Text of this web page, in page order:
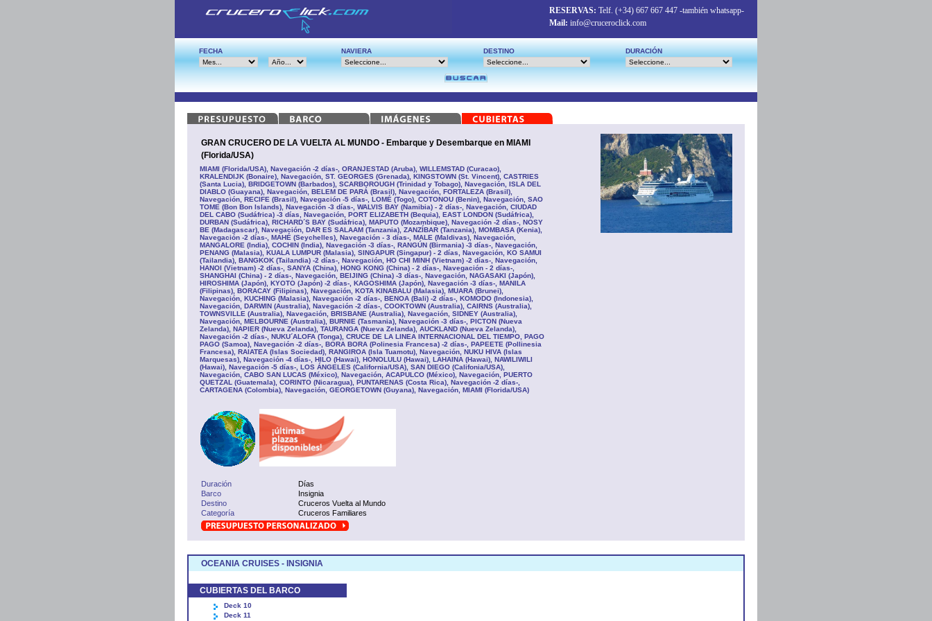
RESERVAS: Telf. (+34) 667 667 447 -también whatsapp-
Mail: info@cruceroclick.com
FECHA NAVIERA DESTINO DURACIÓN
GRAN CRUCERO DE LA VUELTA AL MUNDO - Embarque y Desembarque en MIAMI
(Florida/USA)
MIAMI (Florida/USA), Navegación -2 días-, ORANJESTAD (Aruba), WILLEMSTAD (Curacao),
KRALENDIJK (Bonaire), Navegación, ST. GEORGES (Grenada), KINGSTOWN (St. Vincent), CASTRIES
(Santa Lucia), BRIDGETOWN (Barbados), SCARBOROUGH (Trinidad y Tobago), Navegación, ISLA DEL
DIABLO (Guayana), Navegación, BELEM DE PARÁ (Brasil), Navegación, FORTALEZA (Brasil),
Navegación, RECIFE (Brasil), Navegación -5 días-, LOMÉ (Togo), COTONOU (Benin), Navegación, SAO
TOME (Bon Bon Islands), Navegación -3 días-, WALVIS BAY (Namibia) - 2 días-, Navegación, CIUDAD
DEL CABO (Sudáfrica) -3 días, Navegación, PORT ELIZABETH (Bequia), EAST LONDON (Sudáfrica),
DURBAN (Sudáfrica), RICHARD´S BAY (Sudáfrica), MAPUTO (Mozambique), Navegación -2 días-, NOSY
BE (Madagascar), Navegación, DAR ES SALAAM (Tanzania), ZANZÍBAR (Tanzania), MOMBASA (Kenia),
Navegación -2 días-, MAHÉ (Seychelles), Navegación - 3 días-, MALE (Maldivas), Navegación,
MANGALORE (India), COCHIN (India), Navegación -3 días-, RANGÚN (Birmania) -3 días-, Navegación,
PENANG (Malasia), KUALA LUMPUR (Malasia), SINGAPUR (Singapur) - 2 días, Navegación, KO SAMUI
(Tailandia), BANGKOK (Tailandia) -2 días-, Navegación, HO CHI MINH (Vietnam) -2 días-, Navegación,
HANOI (Vietnam) -2 días-, SANYA (China), HONG KONG (China) - 2 días-, Navegación - 2 días-,
SHANGHAI (China) - 2 días-, Navegación, BEIJING (China) -3 días-, Navegación, NAGASAKI (Japón),
HIROSHIMA (Japón), KYOTO (Japón) -2 días-, KAGOSHIMA (Japón), Navegación -3 días-, MANILA
(Filipinas), BORACAY (Filipinas), Navegación, KOTA KINABALU (Malasia), MUARA (Brunei),
Navegación, KUCHING (Malasia), Navegación -2 días-, BENOA (Bali) -2 días-, KOMODO (Indonesia),
Navegación, DARWIN (Australia), Navegación -2 días-, COOKTOWN (Australia), CAIRNS (Australia),
TOWNSVILLE (Australia), Navegación, BRISBANE (Australia), Navegación, SIDNEY (Australia),
Navegación, MELBOURNE (Australia), BURNIE (Tasmania), Navegación -3 días-, PICTON (Nueva
Zelanda), NAPIER (Nueva Zelanda), TAURANGA (Nueva Zelanda), AUCKLAND (Nueva Zelanda),
Navegación -2 días-, NUKU´ALOFA (Tonga), CRUCE DE LA LINEA INTERNACIONAL DEL TIEMPO, PAGO
PAGO (Samoa), Navegación -2 días-, BORA BORA (Polinesia Francesa) -2 días-, PAPEETE (Pollinesia
Francesa), RAIATEA (Islas Sociedad), RANGIROA (Isla Tuamotu), Navegación, NUKU HIVA (Islas
Marquesas), Navegación -4 días-, HILO (Hawai), HONOLULU (Hawai), LAHAINA (Hawai), NAWILIWILI
(Hawai), Navegación -5 días-, LOS ÁNGELES (California/USA), SAN DIEGO (Califonia/USA),
Navegación, CABO SAN LUCAS (México), Navegación, ACAPULCO (México), Navegación, PUERTO
QUETZAL (Guatemala), CORINTO (Nicaragua), PUNTARENAS (Costa Rica), Navegación -2 días-,
CARTAGENA (Colombia), Navegación, GEORGETOWN (Guyana), Navegación, MIAMI (Florida/USA)
Duración
Días
Barco
Insignia
Destino
Cruceros Vuelta al Mundo
Categoría
Cruceros Familiares
OCEANIA CRUISES - INSIGNIA
CUBIERTAS DEL BARCO
Deck 10
Deck 11